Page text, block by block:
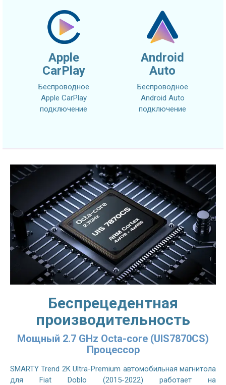
Apple
CarPlay
Беспроводное
Apple CarPlay
подключение
Android
Auto
Беспроводное
Android Auto
подключение
Беспрецедентная
производительность
Мощный 2.7 GHz Octa-core (UIS7870CS)
Процессор
SMARTY Trend 2K Ultra-Premium автомобильная магнитола
для Fiat Doblo (2015-2022) работает на